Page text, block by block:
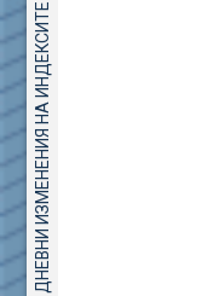
ДНЕВНИ ИЗМЕНЕНИЯ НА ИНДЕКСИТЕ